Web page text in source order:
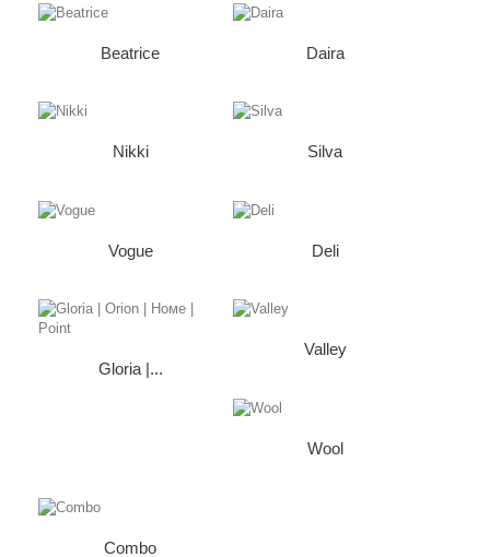
Beatrice Daira
Nikki Silva
Vogue Deli
Gloria |...
Valley
Wool
Combo